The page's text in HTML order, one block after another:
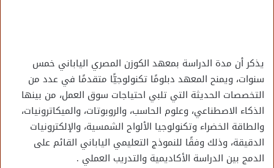
يذكر أن مدة الدراسة بمعهد الكوزن المصري الياباني خمس
سنوات، ويمنح المعهد دبلومًا تكنولوجيًّا متقدمًا في عدد من
التخصصات الحديثة التي تلبي احتياجات سوق العمل، من بينها
الذكاء الاصطناعي، وعلوم الحاسب، والروبوتات، والميكاترونيات،
والطاقة الخضراء وتكنولوجيا الألواح الشمسية، والإلكترونيات
الدقيقة، وذلك وفقًا للنموذج التعليمي الياباني القائم على
الدمج بين الدراسة الأكاديمية والتدريب العملي .